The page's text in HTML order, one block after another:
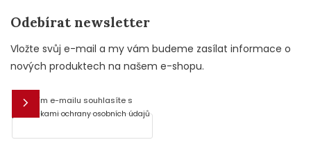
Odebírat newsletter
Vložte svůj e-mail a my vám budeme zasílat informace o
nových produktech na našem e-shopu.
E-mail
Vložením e-mailu souhlasíte s
podmínkami ochrany osobních údajů